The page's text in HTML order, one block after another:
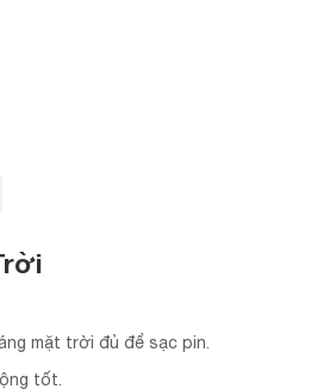
mặt trời đủ để sạc pin.
tốt.